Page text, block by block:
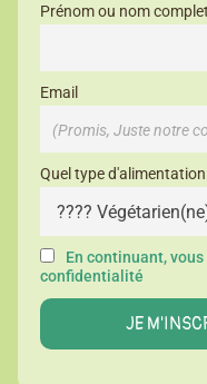
Prénom ou nom complet
Email
Quel type
En continuant,
confidentialité